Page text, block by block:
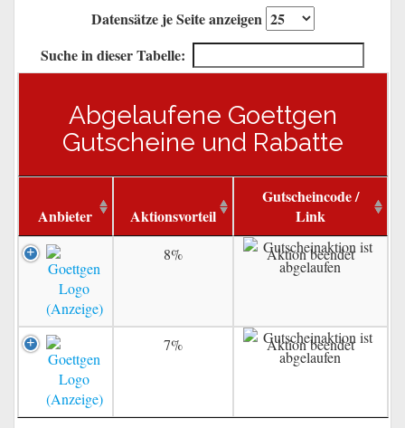
Datensätze je Seite anzeigen
Suche in dieser Tabelle:
Abgelaufene Goettgen
Gutscheine und Rabatte
Anbieter Aktionsvorteil
Gutscheincode /
Link
8% Aktion beendet
7% Aktion beendet